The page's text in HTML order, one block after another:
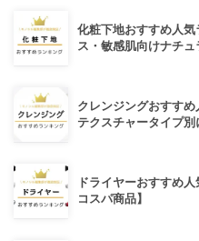
化粧下地おすすめ人
ス・敏感肌向けナチュ
クレンジングおすす
テクスチャータイプ別
ドライヤーおすすめ
コスパ商品】